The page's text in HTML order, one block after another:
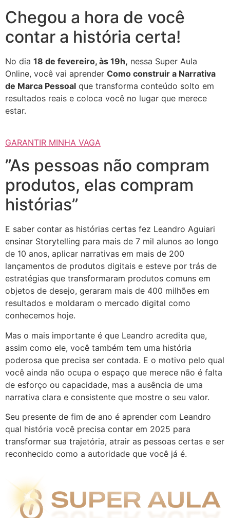
Chegou a hora de você
contar a história certa!
No dia 18 de fevereiro, às 19h, nessa Super Aula
Online, você vai aprender Como construir a Narrativa
de Marca Pessoal que transforma conteúdo solto em
resultados reais e coloca você no lugar que merece
estar.
GARANTIR MINHA VAGA
”As pessoas não compram
produtos, elas compram
histórias”
E saber contar as histórias certas fez Leandro Aguiari
ensinar Storytelling para mais de 7 mil alunos ao longo
de 10 anos, aplicar narrativas em mais de 200
lançamentos de produtos digitais e esteve por trás de
estratégias que transformaram produtos comuns em
objetos de desejo, geraram mais de 400 milhões em
resultados e moldaram o mercado digital como
conhecemos hoje.
Mas o mais importante é que Leandro acredita que,
assim como ele, você também tem uma história
poderosa que precisa ser contada. E o motivo pelo qual
você ainda não ocupa o espaço que merece não é falta
de esforço ou capacidade, mas a ausência de uma
narrativa clara e consistente que mostre o seu valor.
Seu presente de fim de ano é aprender com Leandro
qual história você precisa contar em 2025 para
transformar sua trajetória, atrair as pessoas certas e ser
reconhecido como a autoridade que você já é.